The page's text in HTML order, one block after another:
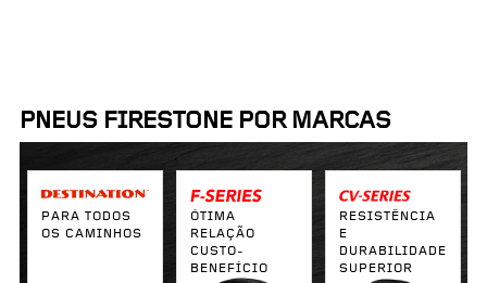
PNEUS FIRESTONE POR MARCAS
PARA TODOS
OS CAMINHOS
ÓTIMA
RELAÇÃO
CUSTO-
BENEFÍCIO
RESISTÊNCIA
E
DURABILIDADE
SUPERIOR